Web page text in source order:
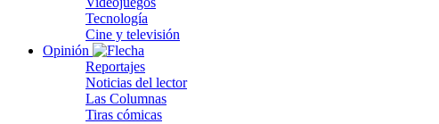
Tecnología
Cine y televisión
Opinión
Reportajes
Noticias del lector
Las Columnas
Tiras cómicas